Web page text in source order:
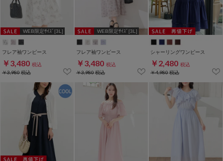
WEB限定ｻｲｽﾞ[3L]
フレア袖ワンピース
￥3,480 税込
￥3,980税込
WEB限定ｻｲｽﾞ[3L]
フレア袖ワンピース
￥3,480 税込
￥3,980税込
シャーリングワンピース
￥2,480 税込
￥4,980税込